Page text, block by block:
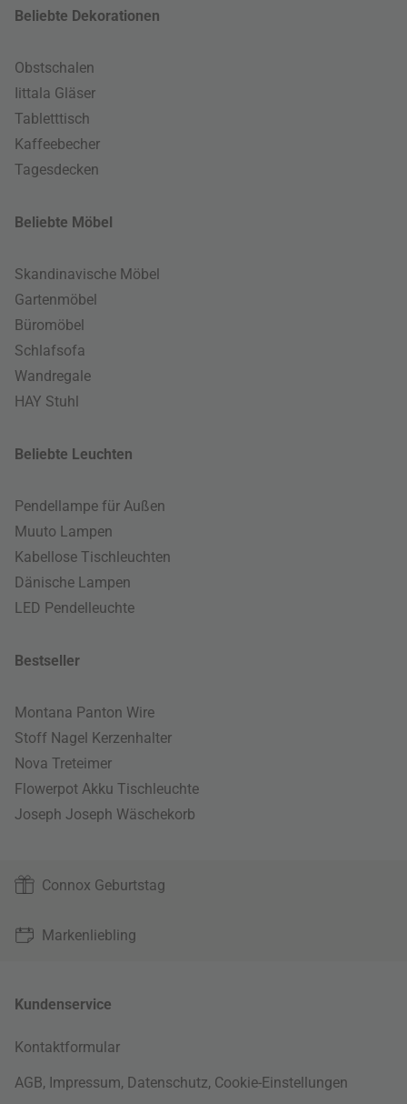
Beliebte Dekorationen
Obstschalen
Iittala Gläser
Tabletttisch
Kaffeebecher
Tagesdecken
Beliebte Möbel
Skandinavische Möbel
Gartenmöbel
Büromöbel
Schlafsofa
Wandregale
HAY Stuhl
Beliebte Leuchten
Pendellampe für Außen
Muuto Lampen
Kabellose Tischleuchten
Dänische Lampen
LED Pendelleuchte
Bestseller
Montana Panton Wire
Stoff Nagel Kerzenhalter
Nova Treteimer
Flowerpot Akku Tischleuchte
Joseph Joseph Wäschekorb
Connox Geburtstag
Markenliebling
Kundenservice
Kontaktformular
AGB, Impressum, Datenschutz, Cookie-Einstellungen